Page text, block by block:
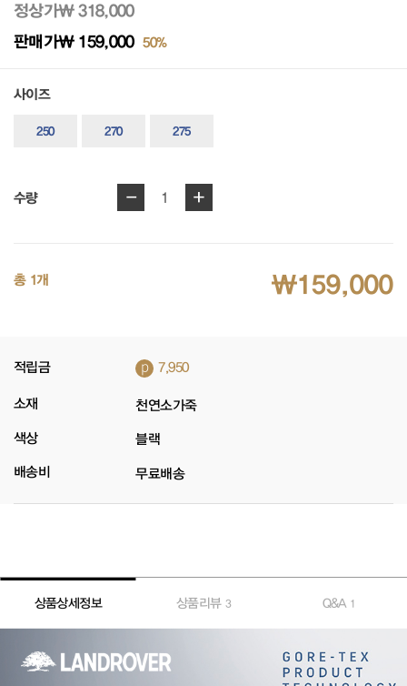
정상가₩ 318,000
판매가₩ 159,000 50%
사이즈
250 270 275
수량 - 1 +
총 1개 ₩159,000
적립금 p 7,950
소재 천연소가죽
색상 블랙
배송비 무료배송
상품상세정보 상품리뷰 3 Q&A 1